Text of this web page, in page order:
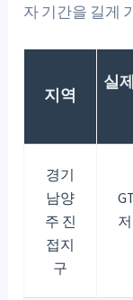
자 기간을 길게
지역
실
경기
남양
주 진
접지
구